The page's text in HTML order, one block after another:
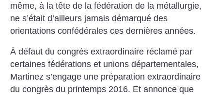
même, à la tête de la fédération de la métallurgie,
ne s’était d’ailleurs jamais démarqué des
orientations confédérales ces dernières années.
À défaut du congrès extraordinaire réclamé par
certaines fédérations et unions départementales,
Martinez s’engage une préparation extraordinaire
du congrès du printemps 2016. Et annonce que